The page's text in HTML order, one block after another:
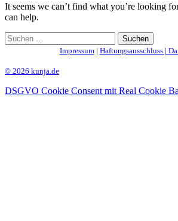
It seems we can’t find what you’re looking
can help.
Suchen
nach:
Impressum| Haftungsausschluss |
© 2026 kunja.de
DSGVO Cookie Consent mit Real Cookie